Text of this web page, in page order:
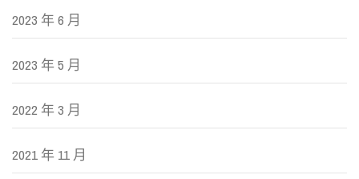
2023 年 6 月
2023 年 5 月
2022 年 3 月
2021 年 11 月